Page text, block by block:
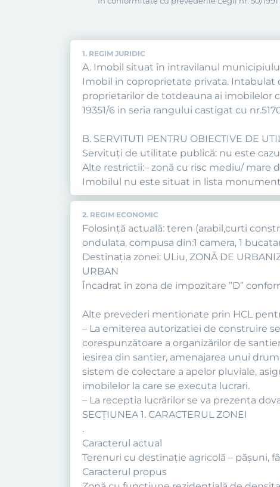
1. REGIM JURIDIC
A. Imobil situat în intravilanul
Imobil in coproprietate privata. Intabulat
proprietarilor de totdeauna ai imobilelor cu
19351/6 in seria rangului castigat cu
B. SERVITUTI PENTRU OBIECTIVE DE
Servituţi de utilitate publică: nu este
Alte restrictii:– zonă cu risc mediu/ mare
Imobilul nu este situat in lista
2. REGIM ECONOMIC
Folosință actuală: teren (arabil,curti
ondulata, compusa din:1 camera, 1
Destinația zonei: ULiu, ZONĂ DE
URBAN
Încadrat în zona de impozitare ”D”
Alte prevederi mentionate prin HCL
– La emiterea autorizatiei de construire
corespunzătoare a organizărilor de
iesirea din santier, amenajarea unui
sistem de colectare a apelor pluviale,
imobilelor la care se executa lucrari.
– La receptia lucrărilor se va prezenta
SECŢIUNEA 1. CARACTERUL ZONEI
.
Caracterul actual
Terenuri cu destinaţie agricolă – păşuni,
Caracterul propus